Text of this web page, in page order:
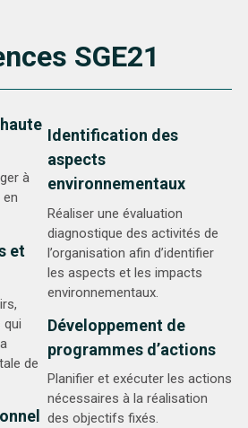
SGE21
à
et
qui
de
Identification des
aspects
environnementaux
Réaliser une évaluation
diagnostique des activités de
l’organisation afin d’identifier
les aspects et les impacts
environnementaux.
Développement de
programmes d’actions
Planifier et exécuter les actions
nécessaires à la réalisation
des objectifs fixés.